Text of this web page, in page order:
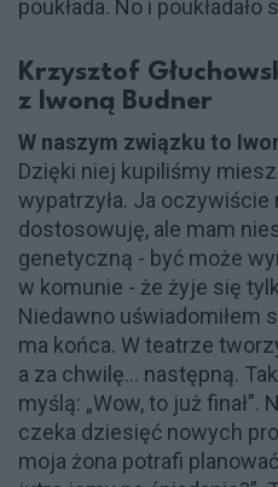
poukłada. No i poukładało
Krzysztof
z Iwoną Budner
W naszym związku to
Dzięki niej kupiliśmy
wypatrzyła. Ja
dostosowuję, ale mam
genetyczną - być może
w komunie - że żyje się
Niedawno uświadomiłem
ma końca. W teatrze
a za chwilę... następną.
myślą: „Wow, to już finał”.
czeka dziesięć nowych
moja żona potrafi